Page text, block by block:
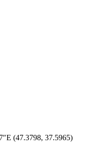
(47.3798, 37.5965)